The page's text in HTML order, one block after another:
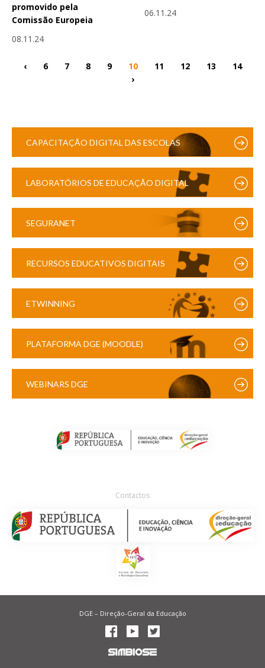
promovido pela
Comissão Europeia
08.11.24
06.11.24
‹ 6 7 8 9 10 11 12 13
14
›
CAPACITAÇÃO DIGITAL DAS ESCOLAS
LABORATÓRIOS DE EDUCAÇÃO DIGITAL
SEGURANET
RECURSOS EDUCATIVOS DIGITAIS
ETWINNING
PLATAFORMA DGE (MOODLE)
WEBINARS DGE
Contactos
DGE – Direção-Geral da Educação